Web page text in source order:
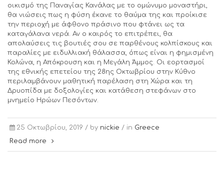
οικισμό της Παναγίας Κανάλας με το ομώνυμο μοναστήρι,
θα νιώσεις πως η φύση έκανε το θαύμα της και προίκισε
την περιοχή με άφθονο πράσινο που φτάνει ως τα
καταγάλανα νερά. Αν ο καιρός το επιτρέπει, θα
απολαύσεις τις βουτιές σου σε παρθένους κολπίσκους και
παραλίες με ειδυλλιακή θάλασσα, όπως είναι η φημισμένη
Κολώνα, η Απόκρουση και η Μεγάλη Άμμος. Οι εορτασμοί
της εθνικής επετείου της 28ης Οκτωβρίου στην Κύθνο
περιλαμβάνουν μαθητική παρέλαση στη Χώρα και τη
Δρυοπίδα με δοξολογίες και κατάθεση στεφάνων στο
μνημείο Ηρώων Πεσόντων.
25 Οκτωβρίου, 2019 / by nickie / in Greece
Read more